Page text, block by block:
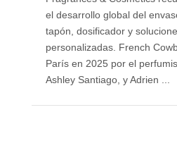
el desarrollo global del
tapón, dosificador y
personalizadas. French
París en 2025 por el
Ashley Santiago, y Adrien ...